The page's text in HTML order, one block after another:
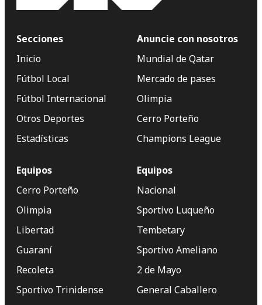
Secciones
Inicio
Fútbol Local
Fútbol Internacional
Otros Deportes
Estadísticas
Anuncie con nosotros
Mundial de Qatar
Mercado de pases
Olimpia
Cerro Porteño
Champions League
Equipos
Cerro Porteño
Olimpia
Libertad
Guaraní
Recoleta
Sportivo Trinidense
Equipos
Nacional
Sportivo Luqueño
Tembetary
Sportivo Ameliano
2 de Mayo
General Caballero